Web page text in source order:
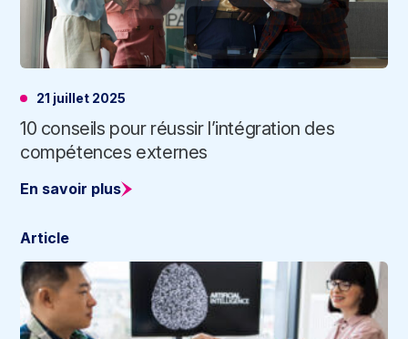
21 juillet 2025
10 conseils pour réussir l’intégration des
compétences externes
En savoir plus
Article